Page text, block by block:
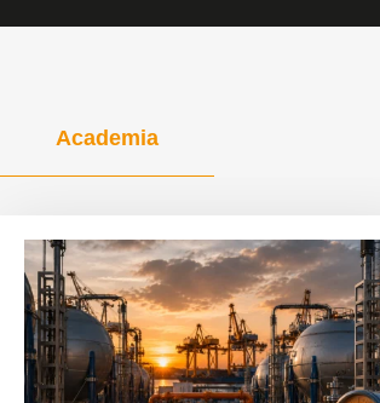
Academia
Ver
artículo